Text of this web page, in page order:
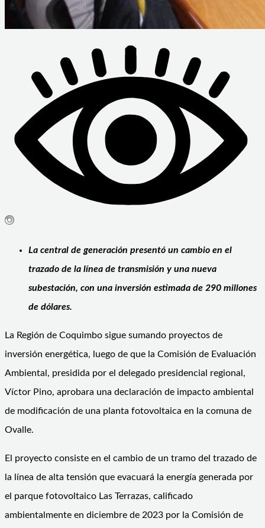
La central de generación presentó un cambio en el
trazado de la línea de transmisión y una nueva
subestación, con una inversión estimada de 290 millones
de dólares.
La Región de Coquimbo sigue sumando proyectos de
inversión energética, luego de que la Comisión de Evaluación
Ambiental, presidida por el delegado presidencial regional,
Víctor Pino, aprobara una declaración de impacto ambiental
de modificación de una planta fotovoltaica en la comuna de
Ovalle.
El proyecto consiste en el cambio de un tramo del trazado de
la línea de alta tensión que evacuará la energía generada por
el parque fotovoltaico Las Terrazas, calificado
ambientalmente en diciembre de 2023 por la Comisión de